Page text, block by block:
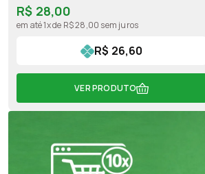
R$ 28,00
R$ 26,60
em até 1x de R$ 28,00 sem juros
VER PRODUTO